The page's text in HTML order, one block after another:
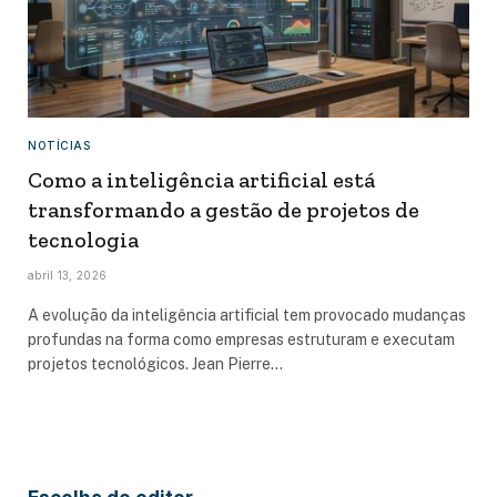
NOTÍCIAS
Como a inteligência artificial está
transformando a gestão de projetos de
tecnologia
abril 13, 2026
A evolução da inteligência artificial tem provocado mudanças
profundas na forma como empresas estruturam e executam
projetos tecnológicos. Jean Pierre…